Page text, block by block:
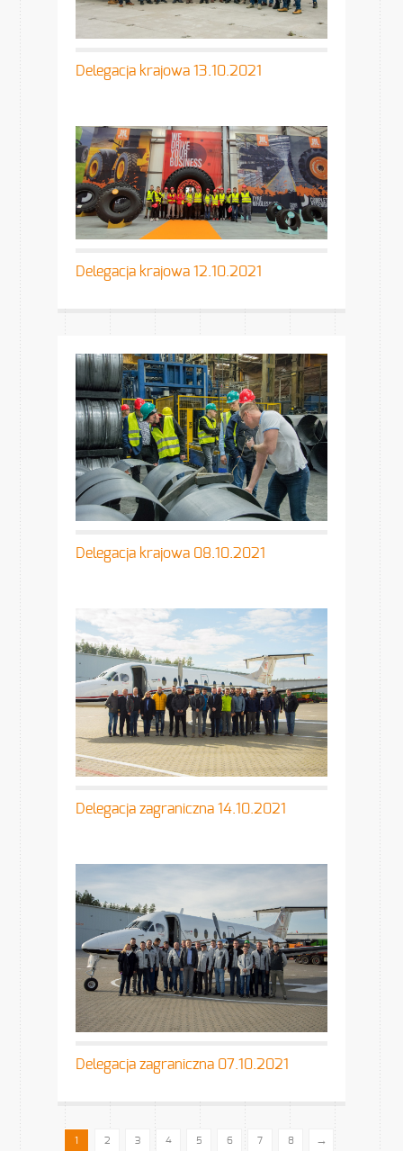
Delegacja krajowa 13.10.2021
Delegacja krajowa 12.10.2021
Delegacja krajowa 08.10.2021
Delegacja zagraniczna 14.10.2021
Delegacja zagraniczna 07.10.2021
1 2 3 4 5 6 7 8 →